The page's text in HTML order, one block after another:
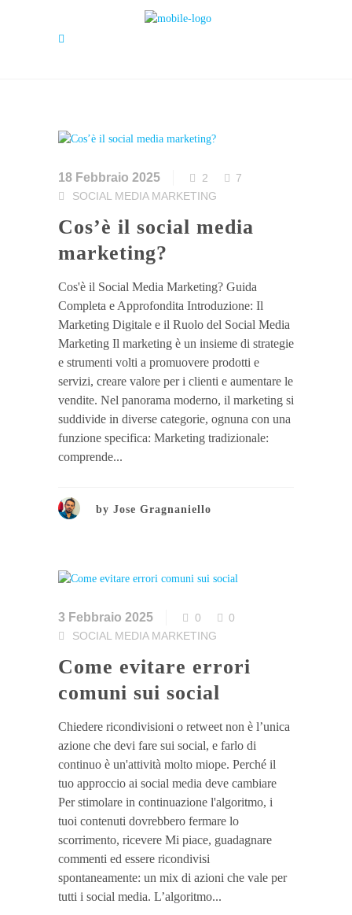
18 Febbraio 2025 2
7
SOCIAL MEDIA MARKETING
Cos’è il social media
marketing?
Cos'è il Social Media Marketing? Guida
Completa e Approfondita Introduzione: Il
Marketing Digitale e il Ruolo del Social Media
Marketing Il marketing è un insieme di strategie
e strumenti volti a promuovere prodotti e
servizi, creare valore per i clienti e aumentare le
vendite. Nel panorama moderno, il marketing si
suddivide in diverse categorie, ognuna con una
funzione specifica: Marketing tradizionale:
comprende...
by Jose Gragnaniello
3 Febbraio 2025 0
0
SOCIAL MEDIA MARKETING
Come evitare errori
comuni sui social
Chiedere ricondivisioni o retweet non è l’unica
azione che devi fare sui social, e farlo di
continuo è un'attività molto miope. Perché il
tuo approccio ai social media deve cambiare
Per stimolare in continuazione l'algoritmo, i
tuoi contenuti dovrebbero fermare lo
scorrimento, ricevere Mi piace, guadagnare
commenti ed essere ricondivisi
spontaneamente: un mix di azioni che vale per
tutti i social media. L’algoritmo...